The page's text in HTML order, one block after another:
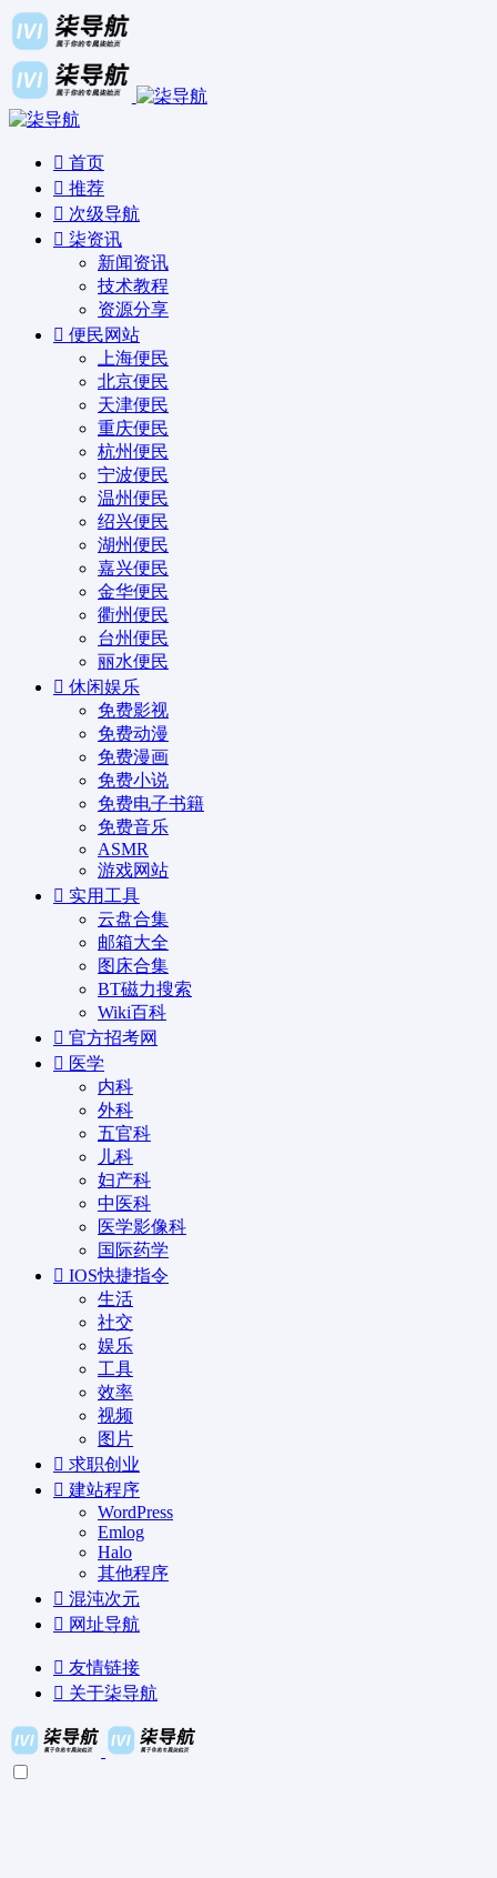
首页
推荐
次级导航
柒资讯
新闻资讯
技术教程
资源分享
便民网站
上海便民
北京便民
天津便民
重庆便民
杭州便民
宁波便民
温州便民
绍兴便民
湖州便民
嘉兴便民
金华便民
衢州便民
台州便民
丽水便民
休闲娱乐
免费影视
免费动漫
免费漫画
免费小说
免费电子书籍
免费音乐
ASMR
游戏网站
实用工具
云盘合集
邮箱大全
图床合集
BT磁力搜索
Wiki百科
官方招考网
医学
内科
外科
五官科
儿科
妇产科
中医科
医学影像科
国际药学
IOS快捷指令
生活
社交
娱乐
工具
效率
视频
图片
求职创业
建站程序
WordPress
Emlog
Halo
其他程序
混沌次元
网址导航
友情链接
关于柒导航